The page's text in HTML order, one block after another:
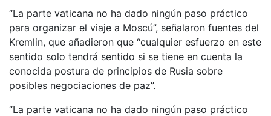
“La parte vaticana no ha dado ningún paso práctico
para organizar el viaje a Moscú”, señalaron fuentes del
Kremlin, que añadieron que “cualquier esfuerzo en este
sentido solo tendrá sentido si se tiene en cuenta la
conocida postura de principios de Rusia sobre
posibles negociaciones de paz”.
“La parte vaticana no ha dado ningún paso práctico